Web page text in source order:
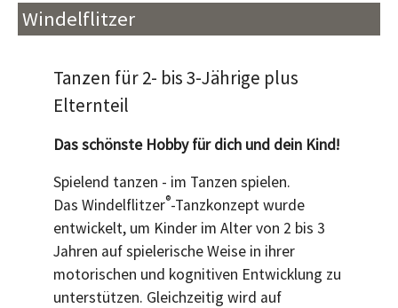
Windelflitzer
Tanzen für 2- bis 3-Jährige plus
Elternteil
Das schönste Hobby für dich und dein Kind!
Spielend tanzen - im Tanzen spielen.
Das Windelflitzer®-Tanzkonzept wurde
entwickelt, um Kinder im Alter von 2 bis 3
Jahren auf spielerische Weise in ihrer
motorischen und kognitiven Entwicklung zu
unterstützen. Gleichzeitig wird auf